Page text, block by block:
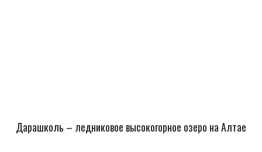
Дарашколь – ледниковое высокогорное озеро на Алтае